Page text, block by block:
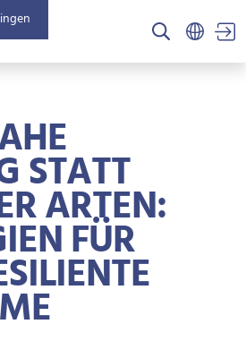
STATT
ARTEN:
FÜR